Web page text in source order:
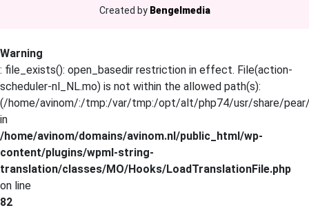
Created by Bengelmedia
Warning
: file_exists(): open_basedir restriction in effect. File(action-
scheduler-nl_NL.mo) is not within the allowed path(s):
(/home/avinom/:/tmp:/var/tmp:/opt/alt/php74/usr/share/
in
/home/avinom/domains/avinom.nl/public_html/wp-
content/plugins/wpml-string-
translation/classes/MO/Hooks/LoadTranslationFile.php
on line
82